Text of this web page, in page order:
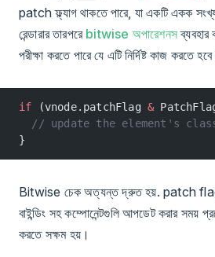
patch ফ্ল্যাগ থাকতে পারে, যা একটি একক
রেন্ডারার তারপরে bitwise অপারেশনস
পরীক্ষা করতে পারে যে এটি নির্দিষ্ট কাজ করতে
if (vnode.patchFlag &
// update the element's
}
Bitwise চেক অত্যন্ত দ্রুত হয়. patch flag
বাইন্ডিং সহ কম্পোনেন্টগুলি আপডেট করার সময়
করতে সক্ষম হয়।